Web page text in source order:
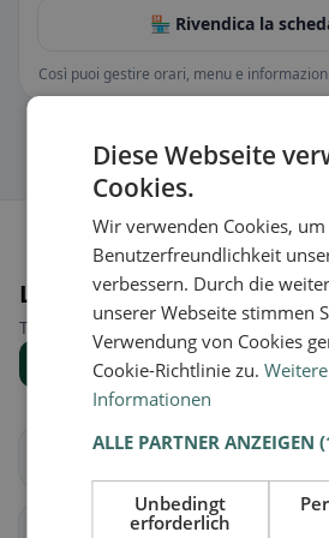
🏪 Rivendica la
Così puoi gestire orari, menu e
Luoghi nelle vicinanze
Trova il luogo giusto per la tua ricerca
Mostra tutti i
Aschaffenburg
Diese Webseite
Cookies.
Wir verwenden Cookies,
Benutzerfreundlichkeit
verbessern. Durch die
unserer Webseite stimmen
Verwendung von Cookies
Cookie-Richtlinie zu.Weitere
Informationen
ALLE PARTNER ANZEIGEN
Unbedingt
erforderlich